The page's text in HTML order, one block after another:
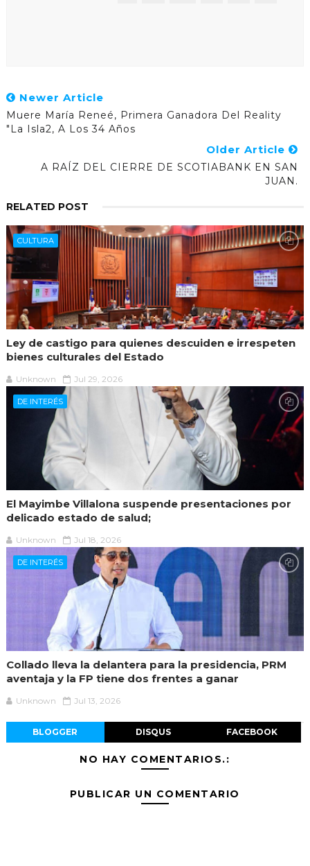
Newer Article
Muere María Reneé, Primera Ganadora Del Reality
"La Isla2, A Los 34 Años
Older Article
A RAÍZ DEL CIERRE DE SCOTIABANK EN SAN
JUAN.
RELATED POST
CULTURA
Ley de castigo para quienes descuiden e irrespeten
bienes culturales del Estado
Unknown Jul 29, 2026
DE INTERÉS
El Mayimbe Villalona suspende presentaciones por
delicado estado de salud;
Unknown Jul 18, 2026
DE INTERÉS
Collado lleva la delantera para la presidencia, PRM
aventaja y la FP tiene dos frentes a ganar
Unknown Jul 13, 2026
BLOGGER DISQUS FACEBOOK
NO HAY COMENTARIOS.:
PUBLICAR UN COMENTARIO